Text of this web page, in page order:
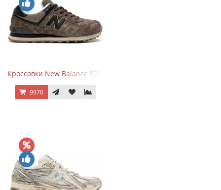
Кроссовки New Balance 574 Umber Black
9970